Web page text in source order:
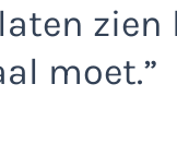
zien
moet.”